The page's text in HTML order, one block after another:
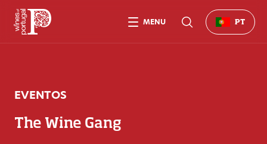
EVENTOS
The Wine Gang
MENU PT